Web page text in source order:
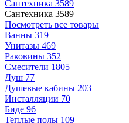
Сантехника 3589
Сантехника 3589
Посмотреть все товары
Ванны 319
Унитазы 469
Раковины 352
Смесители 1805
Душ 77
Душевые кабины 203
Инсталляции 70
Биде 96
Теплые полы 109